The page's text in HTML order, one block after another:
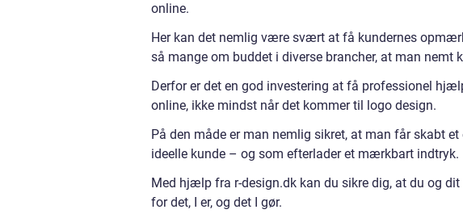
online.
Her kan det nemlig være svært at få kundernes
så mange om buddet i diverse brancher, at man
Derfor er det en god investering at få professionel
online, ikke mindst når det kommer til logo design.
På den måde er man nemlig sikret, at man får skabt
ideelle kunde – og som efterlader et mærkbart indtryk.
Med hjælp fra r-design.dk kan du sikre dig, at du og
for det, I er, og det I gør.